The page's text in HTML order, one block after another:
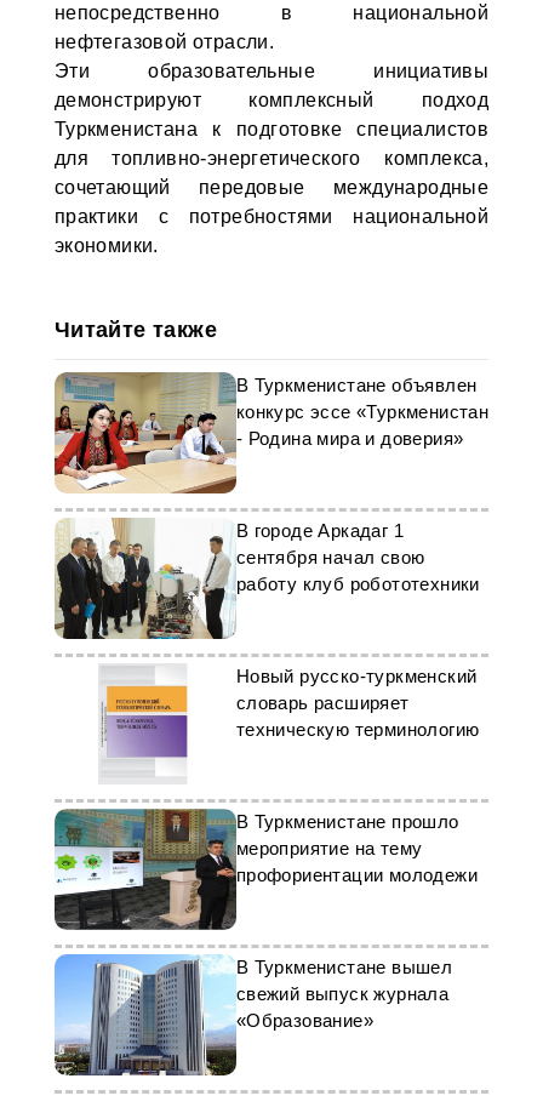
непосредственно в национальной
нефтегазовой отрасли.
Эти образовательные инициативы
демонстрируют комплексный подход
Туркменистана к подготовке специалистов
для топливно-энергетического комплекса,
сочетающий передовые международные
практики с потребностями национальной
экономики.
Читайте также
В Туркменистане объявлен
конкурс эссе «Туркменистан
- Родина мира и доверия»
В городе Аркадаг 1
сентября начал свою
работу клуб робототехники
Новый русско-туркменский
словарь расширяет
техническую терминологию
В Туркменистане прошло
мероприятие на тему
профориентации молодежи
В Туркменистане вышел
свежий выпуск журнала
«Образование»